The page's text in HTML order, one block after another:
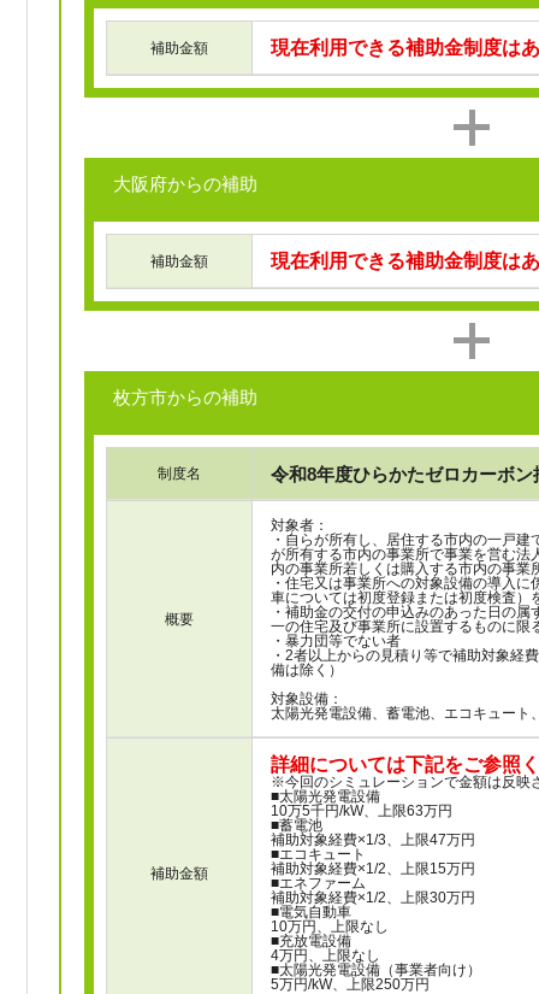
補助金額 現在利用できる補助金制度は
大阪府からの補助
補助金額 現在利用できる補助金制度は
枚方市からの補助
制度名 令和8年度ひらかたゼロカーボン
概要
対象者：
・自らが所有し、居住する市内の一戸
が所有する市内の事業所で事業を営む
内の事業所若しくは購入する市内の事業
・住宅又は事業所への対象設備の導入
車については初度登録または初度検査
・補助金の交付の申込みのあった日の
一の住宅及び事業所に設置するものに
・暴力団等でない者
・2者以上からの見積り等で補助対象経
備は除く）
対象設備：
太陽光発電設備、蓄電池、エコキュー
補助金額
詳細については下記をご参照
※今回のシミュレーションで金額は反映
■太陽光発電設備
10万5千円/kW、上限63万円
■蓄電池
補助対象経費×1/3、上限47万円
■エコキュート
補助対象経費×1/2、上限15万円
■エネファーム
補助対象経費×1/2、上限30万円
■電気自動車
10万円、上限なし
■充放電設備
4万円、上限なし
■太陽光発電設備（事業者向け）
5万円/kW、上限250万円